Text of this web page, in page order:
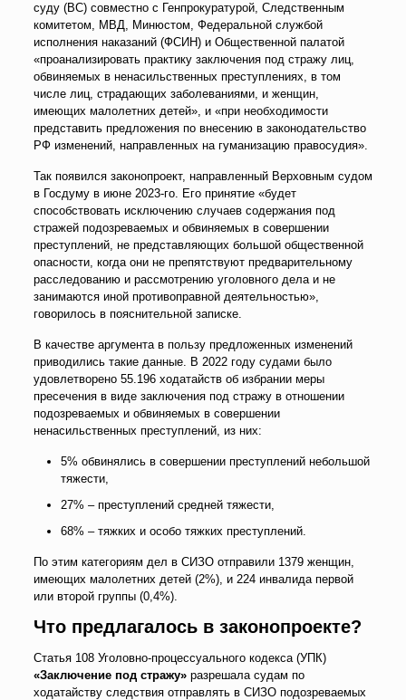
суду (ВС) совместно с Генпрокуратурой, Следственным
комитетом, МВД, Минюстом, Федеральной службой
исполнения наказаний (ФСИН) и Общественной палатой
«проанализировать практику заключения под стражу лиц,
обвиняемых в ненасильственных преступлениях, в том
числе лиц, страдающих заболеваниями, и женщин,
имеющих малолетних детей», и «при необходимости
представить предложения по внесению в законодательство
РФ изменений, направленных на гуманизацию правосудия».
Так появился законопроект, направленный Верховным судом
в Госдуму в июне 2023-го. Его принятие «будет
способствовать исключению случаев содержания под
стражей подозреваемых и обвиняемых в совершении
преступлений, не представляющих большой общественной
опасности, когда они не препятствуют предварительному
расследованию и рассмотрению уголовного дела и не
занимаются иной противоправной деятельностью»,
говорилось в пояснительной записке.
В качестве аргумента в пользу предложенных изменений
приводились такие данные. В 2022 году судами было
удовлетворено 55.196 ходатайств об избрании меры
пресечения в виде заключения под стражу в отношении
подозреваемых и обвиняемых в совершении
ненасильственных преступлений, из них:
5% обвинялись в совершении преступлений небольшой
тяжести,
27% – преступлений средней тяжести,
68% – тяжких и особо тяжких преступлений.
По этим категориям дел в СИЗО отправили 1379 женщин,
имеющих малолетних детей (2%), и 224 инвалида первой
или второй группы (0,4%).
Что предлагалось в законопроекте?
Статья 108 Уголовно-процессуального кодекса (УПК)
«Заключение под стражу»разрешала судам по
ходатайству следствия отправлять в СИЗО подозреваемых